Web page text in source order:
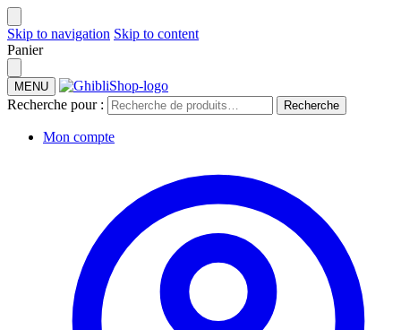
Skip to navigation Skip to content
Panier
MENU
Recherche pour : Recherche
Mon compte